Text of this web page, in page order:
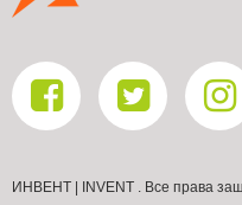
ИНВЕНТ | INVENT . Все права